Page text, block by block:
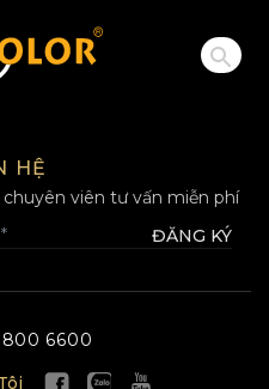
HỆ
viên tư vấn miễn phí
ĐĂNG KÝ
6600